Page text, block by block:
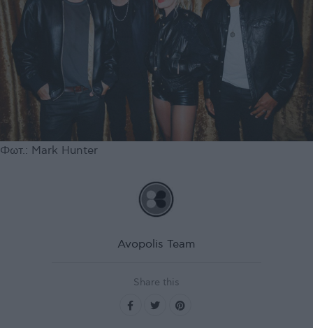
Φωτ.: Mark Hunter
Avopolis Team
Share this